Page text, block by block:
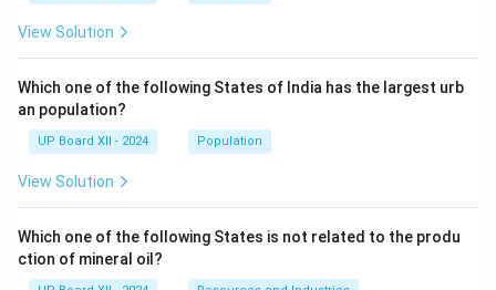
View Solution
Which one of the following States of India has the largest urb
an population?
UP Board XII - 2024 Population
View Solution
Which one of the following States is not related to the produ
ction of mineral oil?